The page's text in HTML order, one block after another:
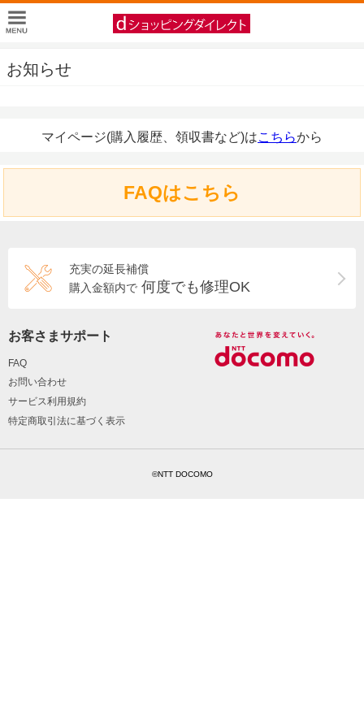
お知らせ
マイページ(購入履歴、領収書など)はこちらから
FAQはこちら
充実の延長補償
購入金額内で 何度でも修理OK
お客さまサポート
FAQ
お問い合わせ
サービス利用規約
特定商取引法に基づく表示
©NTT DOCOMO